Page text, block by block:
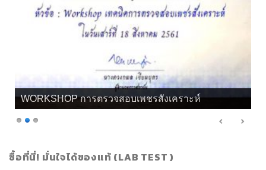
WORKSHOP การตรวจสอบเพชรสังเคราะห์
ซื้อที่นี่! มั่นใจได้ของแท้ (LAB TEST )